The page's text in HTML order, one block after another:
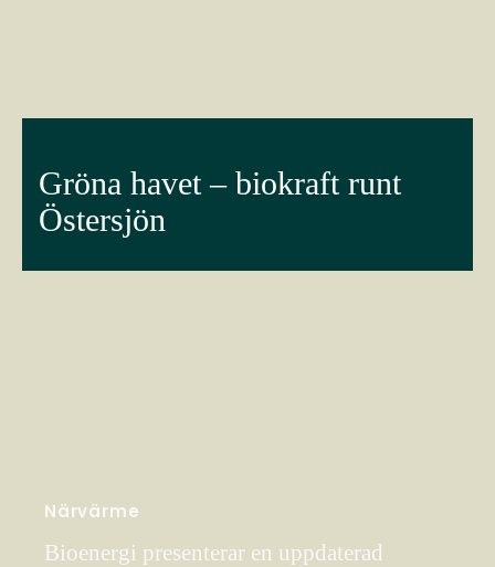
Gröna havet – biokraft runt
Östersjön
Närvärme
Bioenergi presenterar en uppdaterad